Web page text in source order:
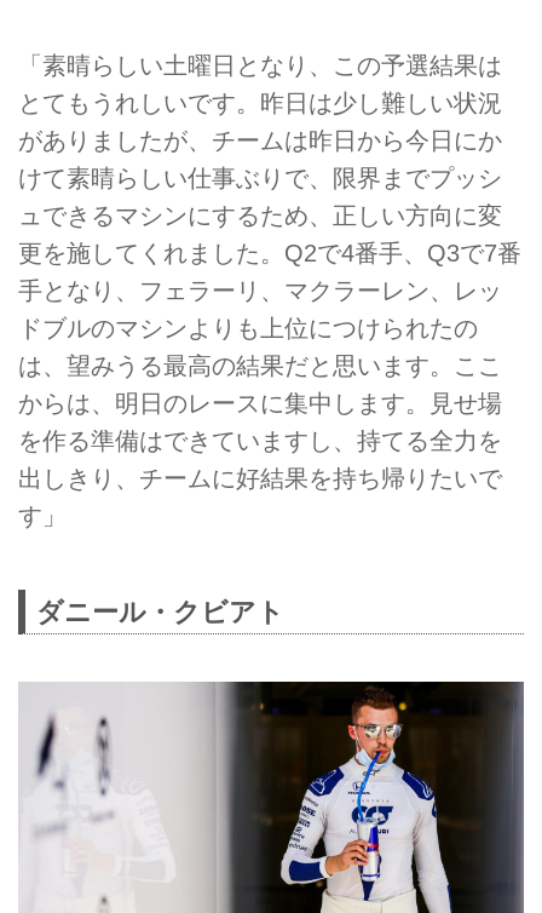
「素晴らしい土曜日となり、この予選結果は
とてもうれしいです。昨日は少し難しい状況
がありましたが、チームは昨日から今日にか
けて素晴らしい仕事ぶりで、限界までプッシ
ュできるマシンにするため、正しい方向に変
更を施してくれました。Q2で4番手、Q3で7番
手となり、フェラーリ、マクラーレン、レッ
ドブルのマシンよりも上位につけられたの
は、望みうる最高の結果だと思います。ここ
からは、明日のレースに集中します。見せ場
を作る準備はできていますし、持てる全力を
出しきり、チームに好結果を持ち帰りたいで
す」
ダニール・クビアト